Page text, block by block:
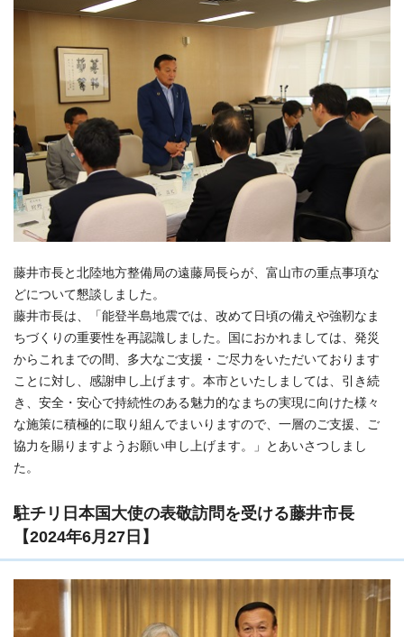
藤井市長と北陸地方整備局の遠藤局長らが、富山市の重点事項な
どについて懇談しました。
藤井市長は、「能登半島地震では、改めて日頃の備えや強靭なま
ちづくりの重要性を再認識しました。国におかれましては、発災
からこれまでの間、多大なご支援・ご尽力をいただいております
ことに対し、感謝申し上げます。本市といたしましては、引き続
き、安全・安心で持続性のある魅力的なまちの実現に向けた様々
な施策に積極的に取り組んでまいりますので、一層のご支援、ご
協力を賜りますようお願い申し上げます。」とあいさつしまし
た。
駐チリ日本国大使の表敬訪問を受ける藤井市長
【2024年6月27日】